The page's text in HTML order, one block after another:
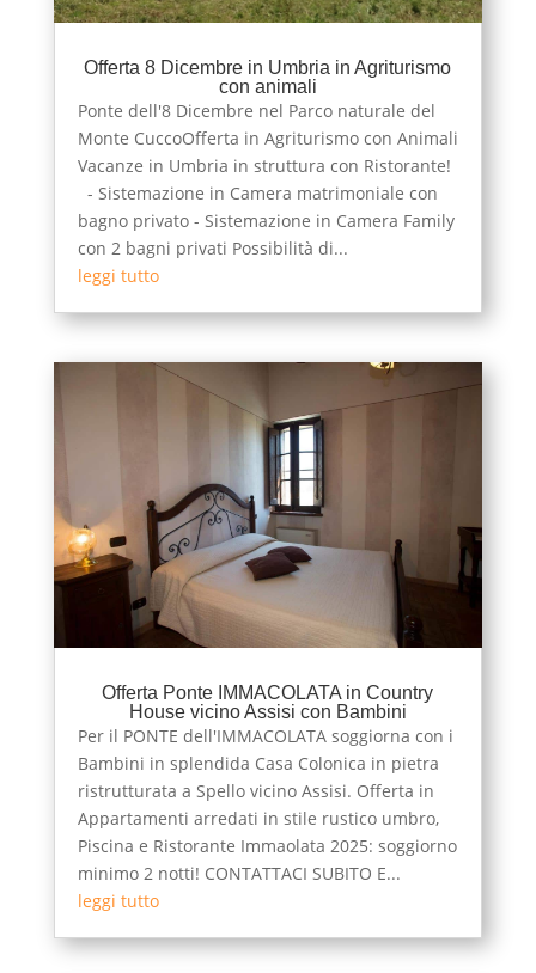
Offerta 8 Dicembre in Umbria in Agriturismo
con animali
Ponte dell'8 Dicembre nel Parco naturale del
Monte CuccoOfferta in Agriturismo con Animali
Vacanze in Umbria in struttura con Ristorante!
- Sistemazione in Camera matrimoniale con
bagno privato - Sistemazione in Camera Family
con 2 bagni privati Possibilità di...
leggi tutto
Offerta Ponte IMMACOLATA in Country
House vicino Assisi con Bambini
Per il PONTE dell'IMMACOLATA soggiorna con i
Bambini in splendida Casa Colonica in pietra
ristrutturata a Spello vicino Assisi. Offerta in
Appartamenti arredati in stile rustico umbro,
Piscina e Ristorante Immaolata 2025: soggiorno
minimo 2 notti! CONTATTACI SUBITO E...
leggi tutto